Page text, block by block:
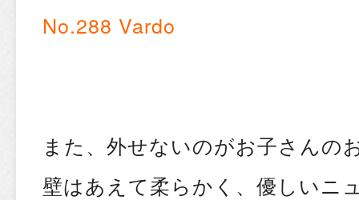
No.288 Vardo
また、外せないのがお子さんの
壁はあえて柔らかく、優しいニ